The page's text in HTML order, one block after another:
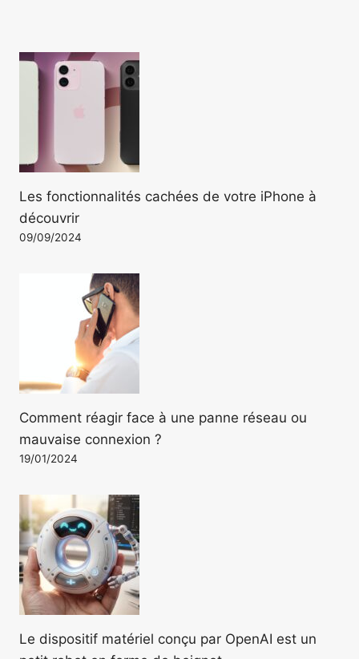
Les fonctionnalités cachées de votre iPhone à
découvrir
09/09/2024
Comment réagir face à une panne réseau ou
mauvaise connexion ?
19/01/2024
Le dispositif matériel conçu par OpenAI est un